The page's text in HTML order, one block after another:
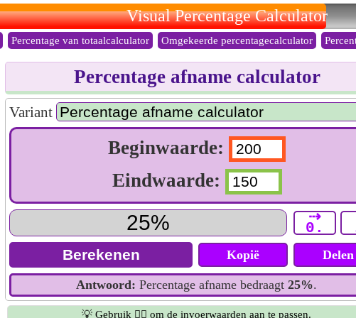
Visual Percentage Calculator
Percentage van totaalcalculator Omgekeerde percentagecalculator
Percentage afname calculator
Variant
Beginwaarde:
Eindwaarde:
⇢
0.
Kopië Delen
Antwoord: Percentage afname bedraagt 25%.
💡 Gebruik 👆🏻 om de invoerwaarden aan te passen.